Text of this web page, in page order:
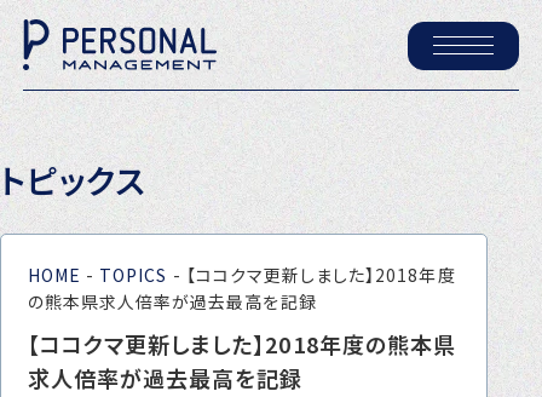
ホーム
パーソナル・マネジメントについて
会社概要
採用情報
トピックス
トピックス
HOME - TOPICS - 【ココクマ更新しました】2018年度
の熊本県求人倍率が過去最高を記録
【ココクマ更新しました】2018年度の熊本県
求人倍率が過去最高を記録